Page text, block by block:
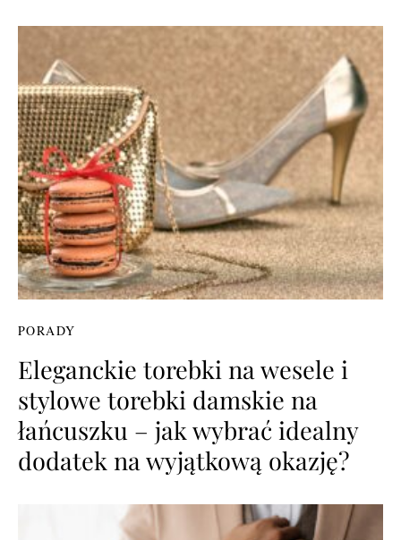
PORADY
Eleganckie torebki na wesele i
stylowe torebki damskie na
łańcuszku – jak wybrać idealny
dodatek na wyjątkową okazję?